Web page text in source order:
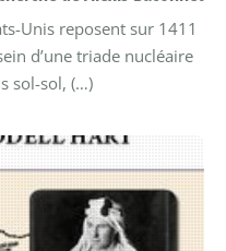
Unis reposent sur 1411
d’une triade nucléaire
sol-sol, (…)